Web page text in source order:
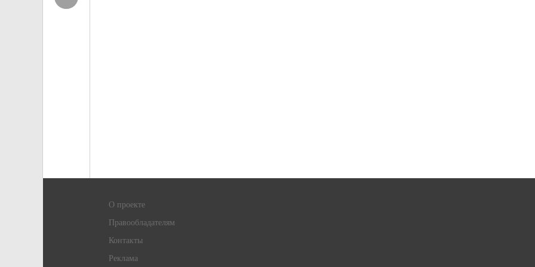
О проекте
Правообладателям
Контакты
Реклама